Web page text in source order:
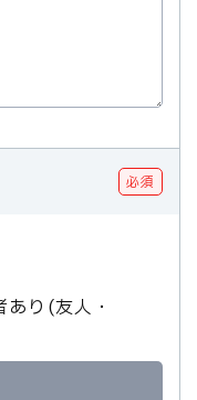
必須
り(友人・